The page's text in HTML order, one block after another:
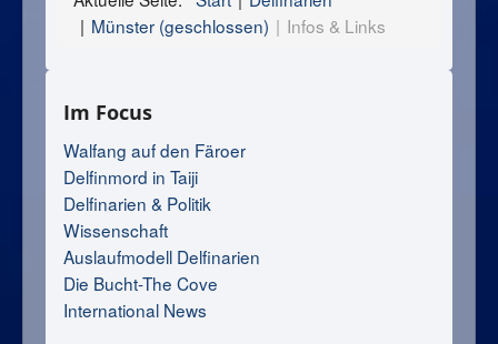
Münster (geschlossen)
Infos & Links
Im Focus
Walfang auf den Färoer
Delfinmord in Taiji
Delfinarien & Politik
Wissenschaft
Auslaufmodell Delfinarien
Die Bucht-The Cove
International News